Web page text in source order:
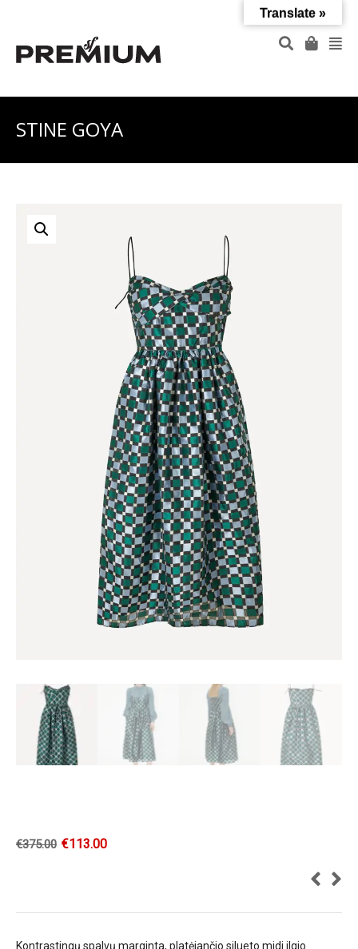
STINE GOYA
€375.00 €113.00
Kontrastingų spalvų marginta, platėjančio silueto midi ilgio
Translate »